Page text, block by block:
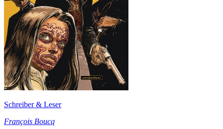
Schreiber & Leser
François Boucq